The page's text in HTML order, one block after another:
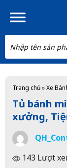
Skip to main
Trang chủ»Xe
Tủ bánh
xưởng,
143 Lượt